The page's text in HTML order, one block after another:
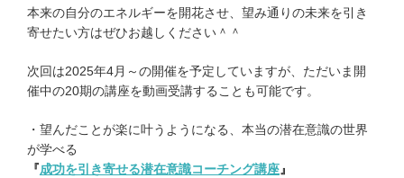
本来の自分のエネルギーを開花させ、望み通りの未来を引き
寄せたい方はぜひお越しください＾＾
次回は2025年4月～の開催を予定していますが、ただいま開
催中の20期の講座を動画受講することも可能です。
・望んだことが楽に叶うようになる、本当の潜在意識の世界
が学べる
『成功を引き寄せる潜在意識コーチング講座』